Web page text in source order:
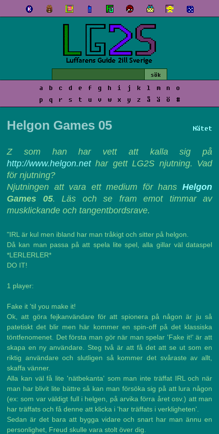
a b c d e f g h i j k l m n
o
p
q r s t u v w x y z å ä ö #
Nätet
Helgon Games 05
Z som han har vett att kalla sig på
http://www.helgon.nethar gett LG2S njutning. Vad
för njutning?
Njutningen att vara ett medium för hans Helgon
Games 05. Läs och se fram emot timmar av
musklickande och tangentbordsrave.
"IRL är kul men ibland har man tråkigt och sitter på helgon.
Då kan man passa på att spela lite spel, alla gillar väl dataspel
*LERLERLER*
DO IT!
1 player:
Fake it 'til you make it!
Ok, att göra fejkanvändare för att spionera på någon är ju så
patetiskt det blir men här kommer en spin-off på det klassiska
töntfenomenet. Det första man gör när man spelar 'Fake it!' är att
skapa en ny användare. Steg två är att få det att se ut som en
riktig användare och slutligen så kommer det svåraste av allt,
skaffa vänner.
Alla kan väl få lite 'nätbekanta' som man inte träffat IRL och när
man har blivit lite bättre så kan man försöka sig på att lura någon
(ex: som var väldigt full i helgen, på arvika förra året osv.) att man
har träffats och få denne att klicka i 'har träffats i verkligheten'.
Sedan är det bara att bygga vidare och snart har man ännu en
personlighet, Freud skulle vara stolt över dig.